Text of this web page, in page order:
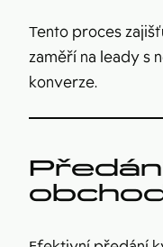
Tento proces
zaměří na leady s
konverze.